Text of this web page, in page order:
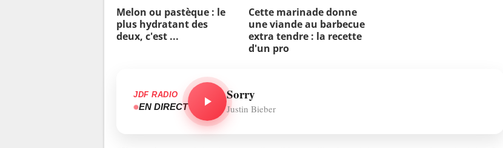
Melon ou pastèque : le
plus hydratant des
deux, c'est ...
Cette marinade donne
une viande au barbecue
extra tendre : la recette
d'un pro
JDF RADIO
EN DIRECT
Sorry
Justin Bieber